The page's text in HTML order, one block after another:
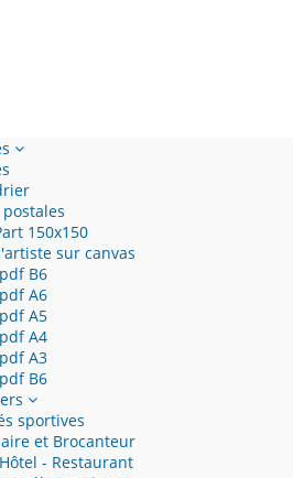
150x150
sur canvas
B6
A6
A5
A4
A3
B6
sportives
et Brocanteur
- Restaurant